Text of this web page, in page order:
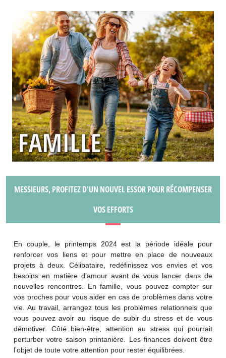
MESSIEURS, PROFITEZ D'UN NOUVEL ESSOR POUR RÉCOMPENSER
VOS EFFORTS
En couple, le printemps 2024 est la période idéale pour
renforcer vos liens et pour mettre en place de nouveaux
projets à deux. Célibataire, redéfinissez vos envies et vos
besoins en matière d’amour avant de vous lancer dans de
nouvelles rencontres. En famille, vous pouvez compter sur
vos proches pour vous aider en cas de problèmes dans votre
vie. Au travail, arrangez tous les problèmes relationnels que
vous pouvez avoir au risque de subir du stress et de vous
démotiver. Côté bien-être, attention au stress qui pourrait
perturber votre saison printanière. Les finances doivent être
l’objet de toute votre attention pour rester équilibrées.